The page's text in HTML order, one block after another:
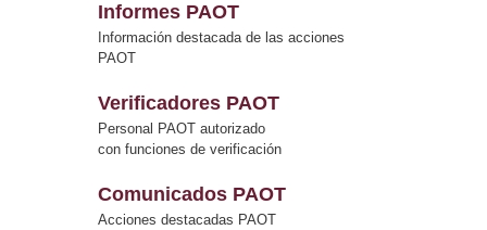
Informes PAOT
Información destacada de las acciones
PAOT
Verificadores PAOT
Personal PAOT autorizado
con funciones de verificación
Comunicados PAOT
Acciones destacadas PAOT